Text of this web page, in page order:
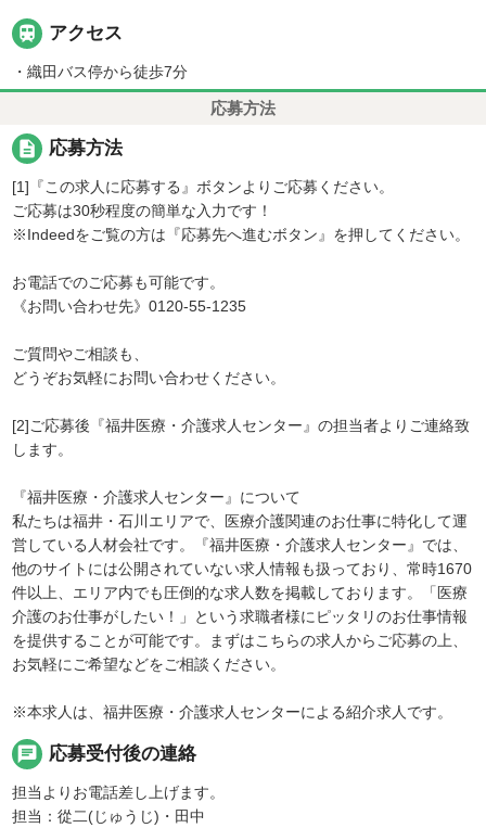
 アクセス
・織田バス停から徒歩7分
応募方法
description 応募方法
[1]『この求人に応募する』ボタンよりご応募ください。
ご応募は30秒程度の簡単な入力です！
※Indeedをご覧の方は『応募先へ進むボタン』を押してください。
お電話でのご応募も可能です。
《お問い合わせ先》0120-55-1235
ご質問やご相談も、
どうぞお気軽にお問い合わせください。
[2]ご応募後『福井医療・介護求人センター』の担当者よりご連絡致
します。
『福井医療・介護求人センター』について
私たちは福井・石川エリアで、医療介護関連のお仕事に特化して運
営している人材会社です。『福井医療・介護求人センター』では、
他のサイトには公開されていない求人情報も扱っており、常時1670
件以上、エリア内でも圧倒的な求人数を掲載しております。「医療
介護のお仕事がしたい！」という求職者様にピッタリのお仕事情報
を提供することが可能です。まずはこちらの求人からご応募の上、
お気軽にご希望などをご相談ください。
※本求人は、福井医療・介護求人センターによる紹介求人です。
chat 応募受付後の連絡
担当よりお電話差し上げます。
担当：從二(じゅうじ)・田中